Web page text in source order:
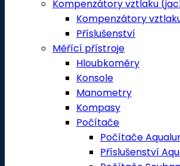
Kompenzátory vztlaku
Kompenzátory
Příslušenství
Měřící přístroje
Hloubkoměry
Konsole
Manometry
Kompasy
Počítače
Počítače
Příslušenství